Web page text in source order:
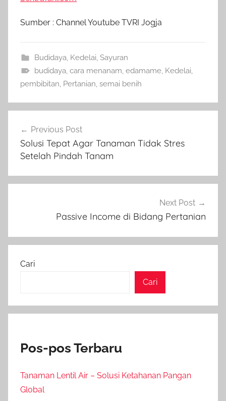
Sumber : Channel Youtube TVRI Jogja
Budidaya, Kedelai, Sayuran
budidaya, cara menanam, edamame, Kedelai,
pembibitan, Pertanian, semai benih
pos
Previous Post
Solusi Tepat Agar Tanaman Tidak Stres
Setelah Pindah Tanam
Next Post
Passive Income di Bidang Pertanian
Cari
Cari
Pos-pos Terbaru
Tanaman Lentil Air – Solusi Ketahanan Pangan
Global